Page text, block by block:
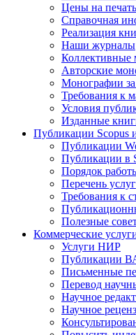
Цены на
Справочная
Реализация
Наши журналы
Коллективные
Авторские
Монографии
Требования к
Условия
Изданные
Публикации Scopus
Публикации
Публикации в
Порядок
Перечень услуг
Требования к
Полезные
Коммерческие
Услуги НИР
Публикации
Письменные
Перевод
Научное
Научное